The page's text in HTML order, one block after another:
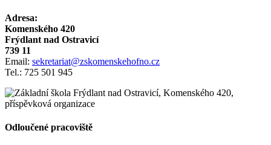
Adresa:
Komenského 420
Frýdlant nad Ostravicí
739 11
Email: sekretariat@zskomenskehofno.cz
Tel.: 725 501 945
Odloučené pracoviště